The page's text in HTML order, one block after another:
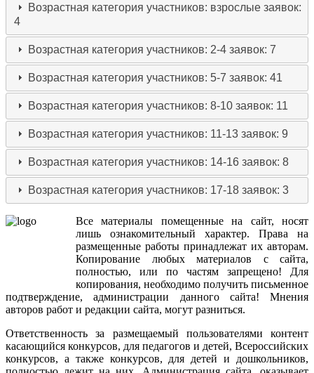
Возрастная категория участников: взрослыезаявок:
4
Возрастная категория участников: 2-4заявок: 7
Возрастная категория участников: 5-7заявок: 41
Возрастная категория участников: 8-10заявок: 11
Возрастная категория участников: 11-13заявок: 9
Возрастная категория участников: 14-16заявок: 8
Возрастная категория участников: 17-18заявок: 3
Все материалы помещенные на сайт,носят
лишь
ознакомительный характер. Права
на
размещенные работы принадлежат их авторам.
Копирование
любых материалов с сайта,
полностью, или по частям запрещено! Для
копирования, необходимо получить письменное
подтверждение,администрации данного сайта! Мнения
авторов работ и редакции сайта, могут разниться.
Ответственность
за размещаемый пользователями
контент
касающийся конкурсов, для педагогов и детей, Всероссийских
конкурсов, а также конкурсов, для детей и дошкольников,